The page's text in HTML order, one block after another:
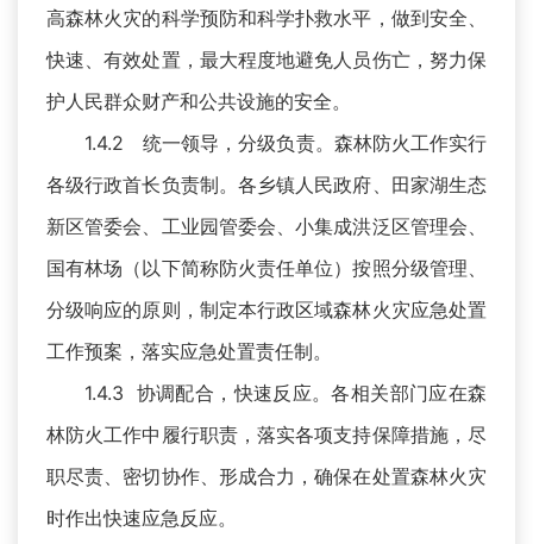
高森林火灾的科学预防和科学扑救水平，做到安全、
快速、有效处置，最大程度地避免人员伤亡，努力保
护人民群众财产和公共设施的安全。
1.4.2 统一领导，分级负责。森林防火工作实行
各级行政首长负责制。各乡镇人民政府、田家湖生态
新区管委会、工业园管委会、小集成洪泛区管理会、
国有林场（以下简称防火责任单位）按照分级管理、
分级响应的原则，制定本行政区域森林火灾应急处置
工作预案，落实应急处置责任制。
1.4.3 协调配合，快速反应。各相关部门应在森
林防火工作中履行职责，落实各项支持保障措施，尽
职尽责、密切协作、形成合力，确保在处置森林火灾
时作出快速应急反应。